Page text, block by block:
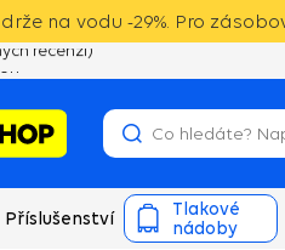
na vodu -29%. Pro
recenzí)
Příslušenství
Tlakové
nádoby